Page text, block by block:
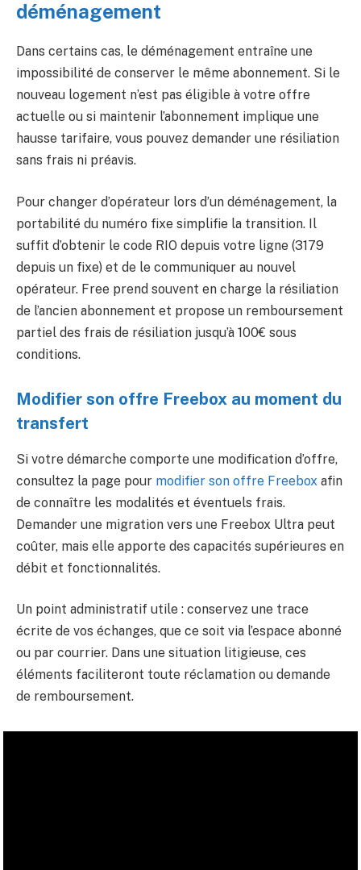
déménagement
Dans certains cas, le déménagement entraîne une
impossibilité de conserver le même abonnement. Si le
nouveau logement n’est pas éligible à votre offre
actuelle ou si maintenir l’abonnement implique une
hausse tarifaire, vous pouvez demander une résiliation
sans frais ni préavis.
Pour changer d’opérateur lors d’un déménagement, la
portabilité du numéro fixe simplifie la transition. Il
suffit d’obtenir le code RIO depuis votre ligne (3179
depuis un fixe) et de le communiquer au nouvel
opérateur. Free prend souvent en charge la résiliation
de l’ancien abonnement et propose un remboursement
partiel des frais de résiliation jusqu’à 100€ sous
conditions.
Modifier son offre Freebox au moment du
transfert
Si votre démarche comporte une modification d’offre,
consultez la page pour modifier son offre Freebox afin
de connaître les modalités et éventuels frais.
Demander une migration vers une Freebox Ultra peut
coûter, mais elle apporte des capacités supérieures en
débit et fonctionnalités.
Un point administratif utile : conservez une trace
écrite de vos échanges, que ce soit via l’espace abonné
ou par courrier. Dans une situation litigieuse, ces
éléments faciliteront toute réclamation ou demande
de remboursement.